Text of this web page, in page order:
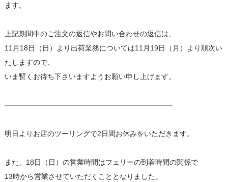
ます。
上記期間中のご注文の返信やお問い合わせの返信は、
11月18日（日）より出荷業務については11月19日（月）より順次い
たしますので、
いま暫くお待ち下さいますようお願い申し上げます。
———————————————————————–
明日よりお店のツーリングで2日間お休みをいただきます。
また、18日（日）の営業時間はフェリーの到着時間の関係で
13時から営業させていただくこととなりました。